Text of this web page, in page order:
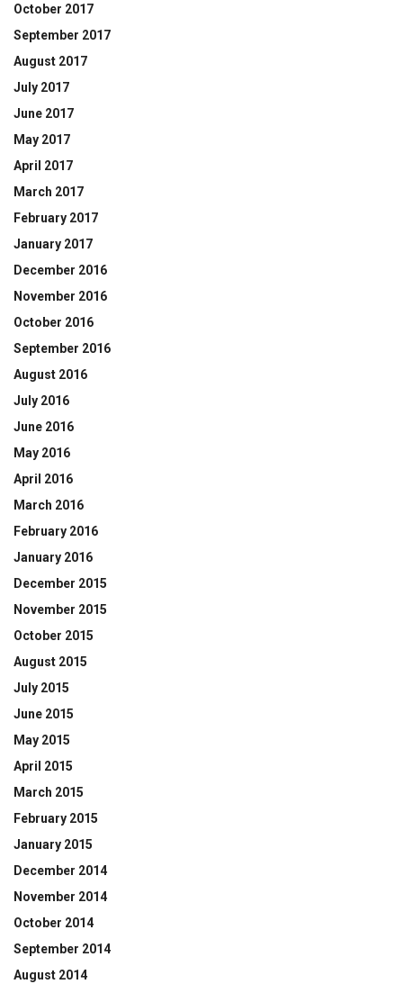
October 2017
September 2017
August 2017
July 2017
June 2017
May 2017
April 2017
March 2017
February 2017
January 2017
December 2016
November 2016
October 2016
September 2016
August 2016
July 2016
June 2016
May 2016
April 2016
March 2016
February 2016
January 2016
December 2015
November 2015
October 2015
August 2015
July 2015
June 2015
May 2015
April 2015
March 2015
February 2015
January 2015
December 2014
November 2014
October 2014
September 2014
August 2014